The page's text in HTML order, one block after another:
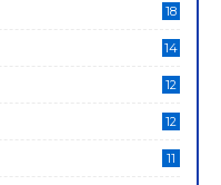
18
14
12
12
11